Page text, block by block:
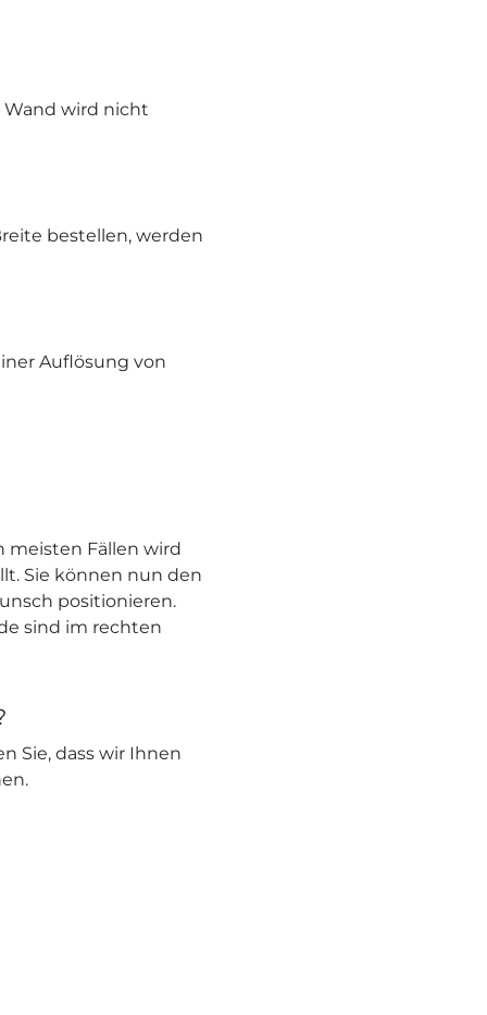
Wand wird nicht
bestellen, werden
Auflösung von
meisten Fällen wird
Sie können nun den
positionieren.
sind im rechten
Sie, dass wir Ihnen